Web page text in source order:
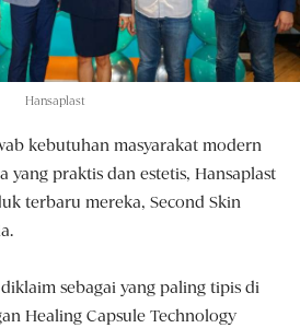
Hansaplast
kebutuhan masyarakat modern
yang praktis dan estetis, Hansaplast
terbaru mereka, Second Skin
sebagai yang paling tipis di
Healing Capsule Technology